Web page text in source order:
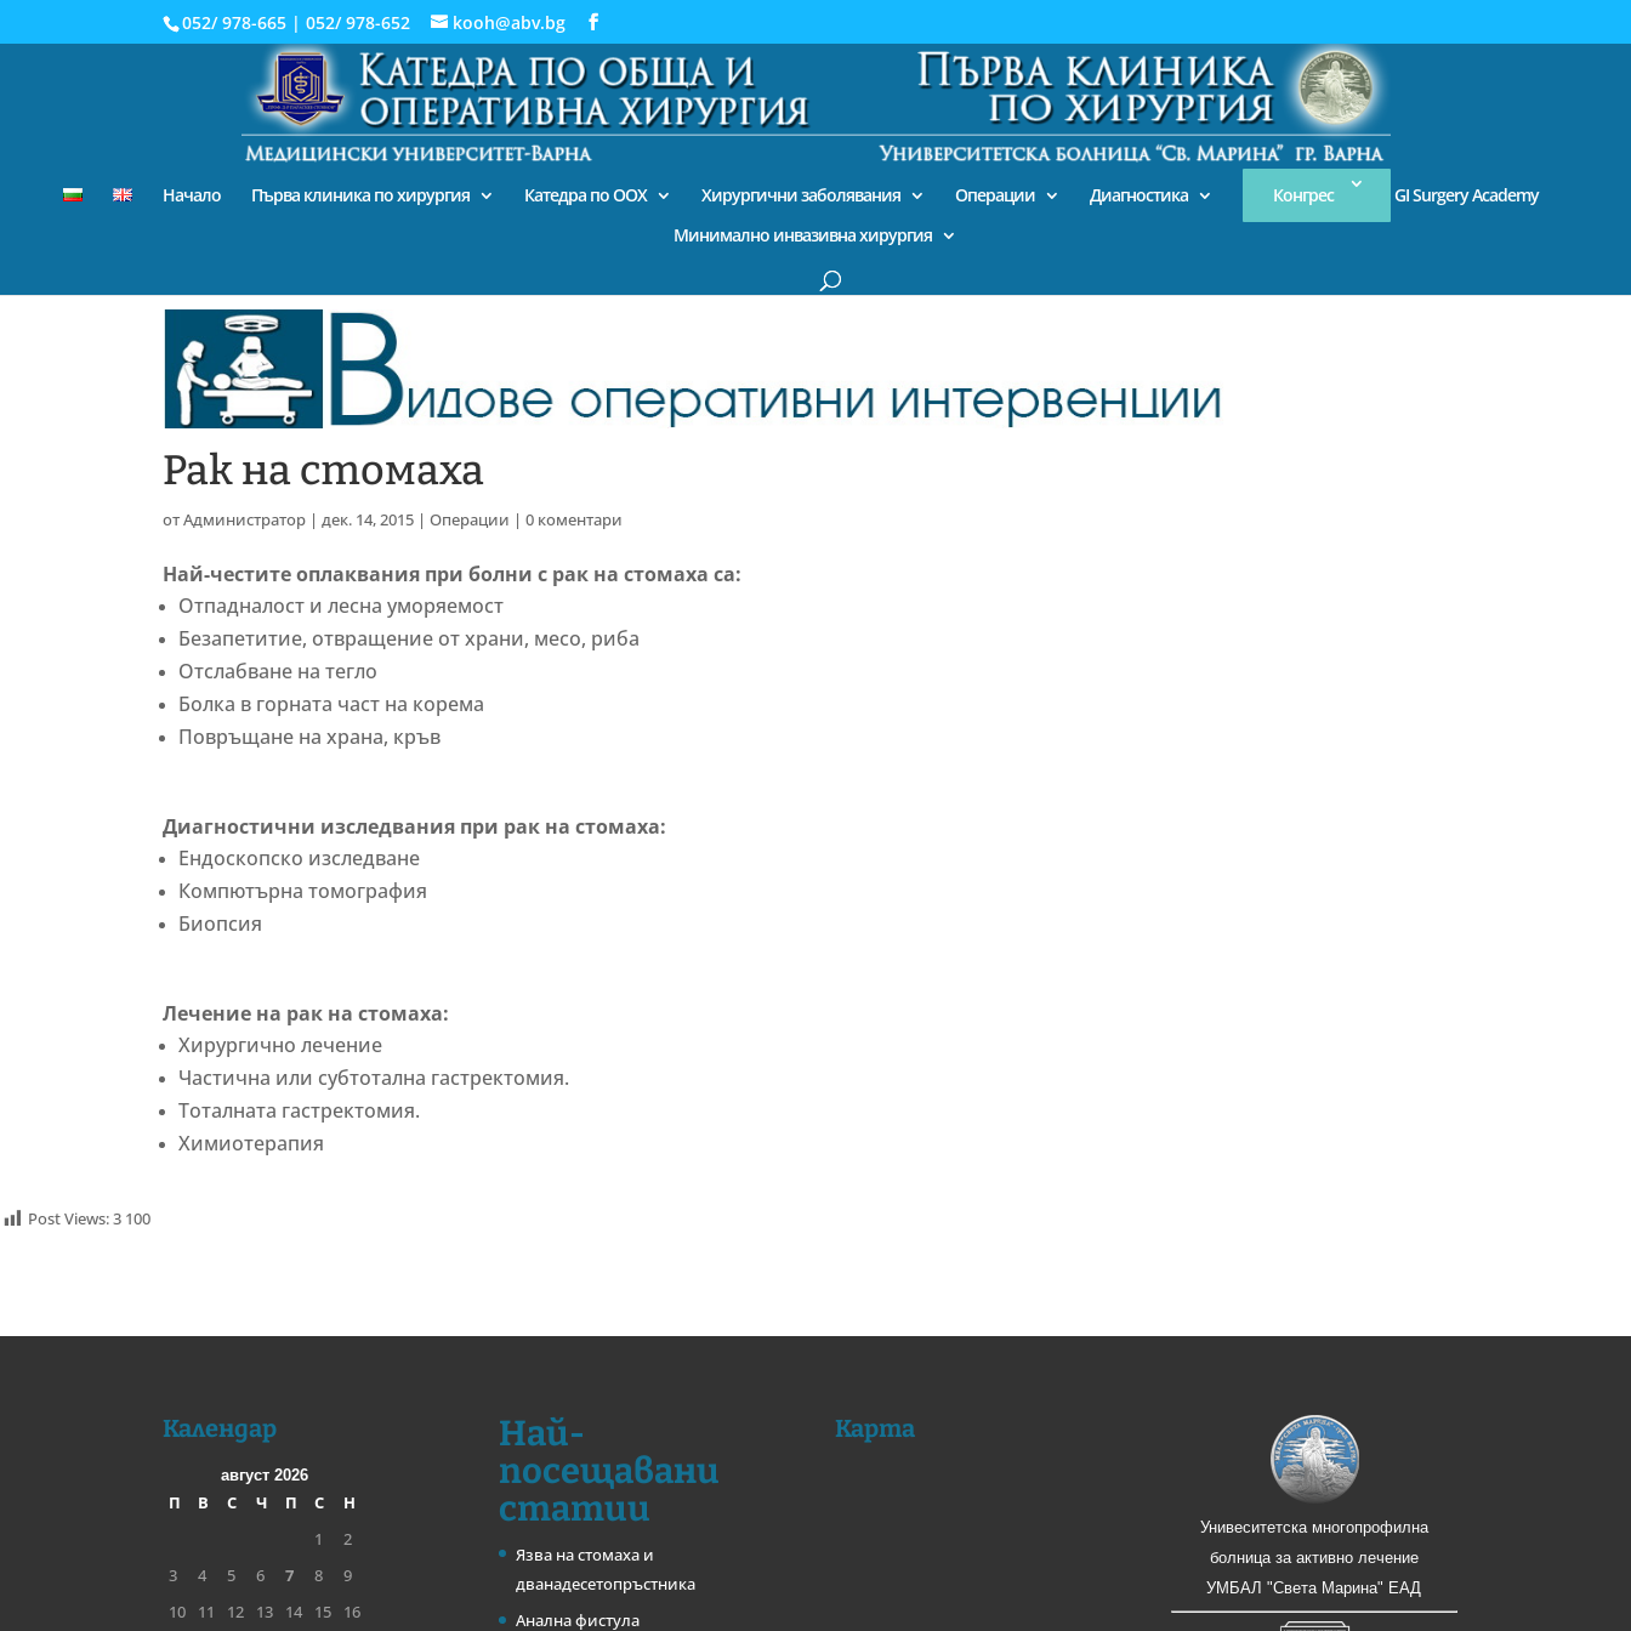
052/ 978-665 |052/ 978-652 kooh@abv.bg
Начало Първа клиника по хирургия Катедра по ООХ Хирургични заболявания Операции Диагностика Конгрес
GI Surgery Academy
Минимално инвазивна хирургия
Рак на стомаха
отАдминистратор |дек. 14, 2015 |Операции |0 коментари
Най-честите оплаквания при болни с рак на стомаха са:
Отпадналост и лесна уморяемост
Безапетитие, отвращение от храни, месо, риба
Отслабване на тегло
Болка в горната част на корема
Повръщане на храна, кръв
Диагностични изследвания при рак на стомаха:
Ендоскопско изследване
Компютърна томография
Биопсия
Лечение на рак на стомаха:
Хирургично лечение
Частична или субтотална гастректомия.
Тоталната гастректомия.
Химиотерапия
Post Views:3 100
Календар
август 2026
П В С Ч П С
Н
1
2
3
4 5 6 7 8
9
10
11 12 13 14 15 16
Най-
посещавани
статии
Язва на стомаха и
дванадесетопръстника
Анална фистула
Карта
Унивеситетска многопрофилна
болница за активно лечение
УМБАЛ "Света Марина" ЕАД